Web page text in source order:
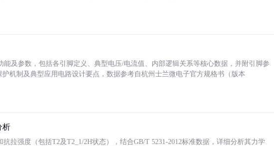
能及参数，包括各引脚定义、典型电压/电流值、内部逻辑关系等核心数据，并附引脚参
机制及典型应用电路设计要点，数据参考自杭州士兰微电子官方规格书（版本
析
拉强度（包括T2及T2_1/2H状态），结合GB/T 5231-2012标准数据，详细分析其力学